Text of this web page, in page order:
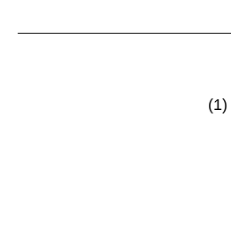
(1)